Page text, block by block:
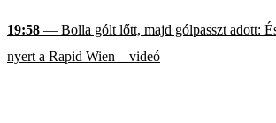
19:58 — Bolla gólt lőtt, majd gólpasszt adott:
nyert a Rapid Wien – videó